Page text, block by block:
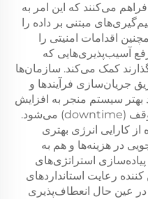
می‌کنند که این امر به
مبتنی بر داده را
اقدامات امنیتی را
آسیب‌پذیری‌هایی که
کمک می‌کند. سازمان‌ها
جریان‌سازی فرآیندها و
سیستم منجر به افزایش
بهره‌وری کارکنان و کاهش زمان توقف (downtime) می‌شود.
کارایی انرژی بهتری
در هزینه‌ها و هم به
استراتژی‌های
رعایت استانداردهای
عین حال انعطاف‌پذیری